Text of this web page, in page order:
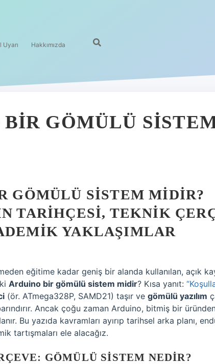
Uyarı Hakkımızda
GÖMÜLÜ
GÖMÜLÜ SISTEM MIDIR?
TARIHÇESI, TEKNIK
YAKLAŞIMLAR
eğitime kadar geniş bir alanda kullanılan, açık
Arduino bir gömülü sistem midir? Kısa yanıt:
(ör. ATmega328P, SAMD21) taşır ve gömülü yazılım
Ancak çoğu zaman Arduino, bitmiş bir
Bu yazıda kavramları ayırıp tarihsel arka planı,
tartışmaları ele alacağız.
GÖMÜLÜ SISTEM NEDIR?